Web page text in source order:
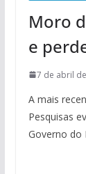
Moro
e
7 de abril
A mais
Pesquisas
Governo do